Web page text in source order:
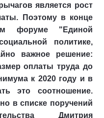
является рост
Поэтому в конце
форуме "Единой
политике,
важное решение:
оплаты труда до
к 2020 году и в
это соотношение.
в списке поручений
Дмитрия